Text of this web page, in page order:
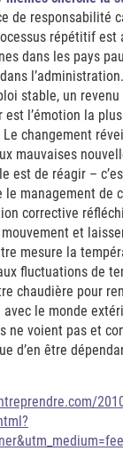
de responsabilité
répétitif est
dans les pays
stable, un
l’émotion la
changement
mauvaises
est de réagir –
le management de
corrective
mouvement et
mesure la
fluctuations de
chaudière pour
le monde
ne voient pas et
d’en être